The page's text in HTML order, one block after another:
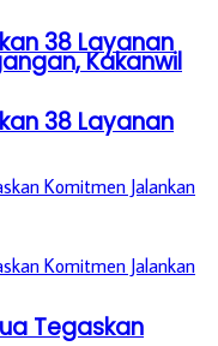
38 Layanan
Tegaskan
Kakanwil
38 Layanan